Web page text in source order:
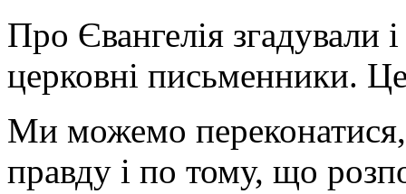
Про Євангелія згадували
церковні письменники.
Ми можемо
правду і по тому, що